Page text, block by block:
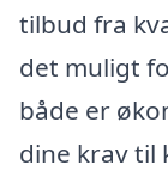
tilbud fra
det muligt
både er
dine krav til